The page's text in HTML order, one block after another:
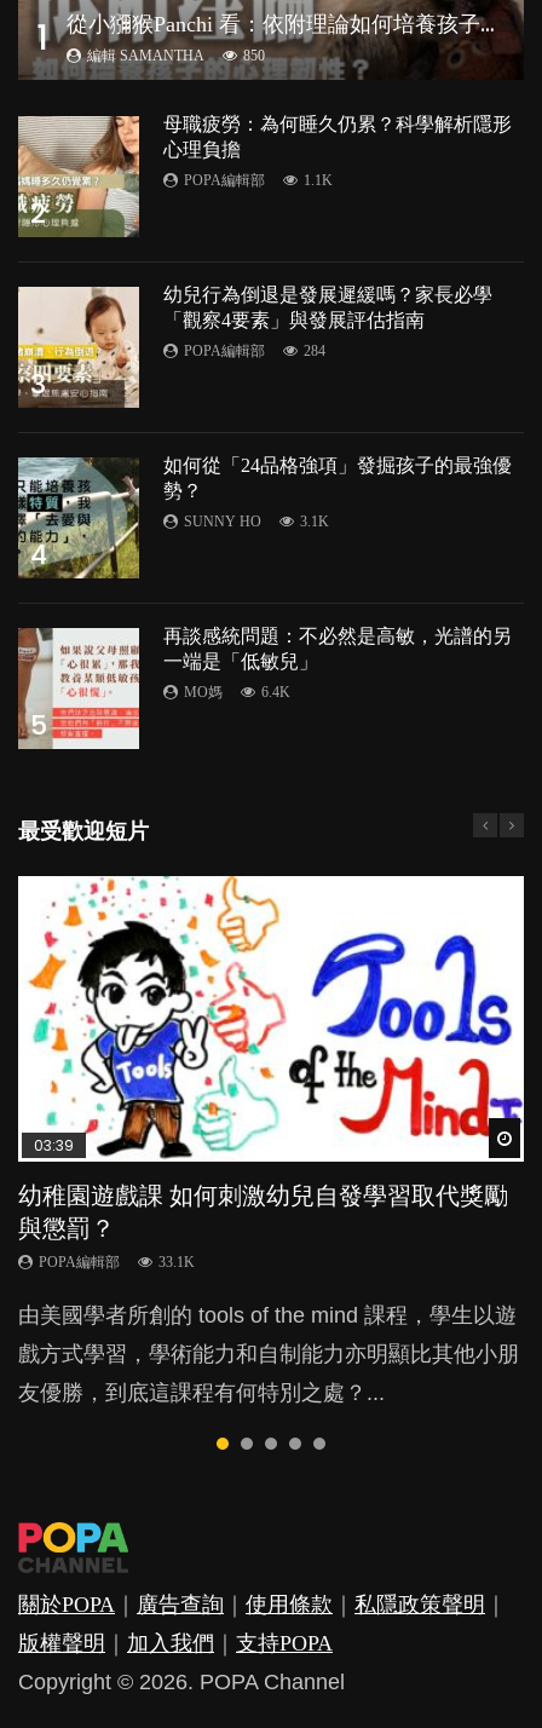
1 從
小獼猴Panchi 看：依附理論如何培養孩子心理韌性？
編輯 SAMANTHA 850
2
母職疲勞：為何睡久仍累？科學解析隱形
心理負擔
POPA編輯部 1.1K
3
幼兒行為倒退是發展遲緩嗎？家長必學
「觀察4要素」與發展評估指南
POPA編輯部 284
4
如何從「24品格強項」發掘孩子的最強優
勢？
SUNNY HO 3.1K
5
再談感統問題：不必然是高敏，光譜的另
一端是「低敏兒」
MO媽 6.4K
最受歡迎短片
03:39
幼稚園遊戲課 如何刺激幼兒自發學習取代獎勵
與懲罰？
POPA編輯部 33.1K
由美國學者所創的 tools of the mind 課程，學生以遊
戲方式學習，學術能力和自制能力亦明顯比其他小朋
友優勝，到底這課程有何特別之處？...
04:59
幼兒playgroup真係玩耍中學習？研究指BB 15個
月大前上堂不見效果
POPA編輯部 47.1K
現今小朋友的起跑線，愈推愈前。雖然政府並無官方
的統計數字，但粗略估算，香港至少有六、七百家早
期教育中心，但孩子是否愈早上Playgroup愈好？...
03:02
老公患產後憂鬱症對BB的影響
POPA編輯部
鬱，影響日常生活，嚴重的甚至會有自殺，或傷害小
朋友的念頭。但為何爸爸患上產後抑鬱往往難以察
覺？...
04:06
全職好？在職好？｜全職媽媽與在職媽媽的壓
力與價值
POPA編輯部 25.8K
許多媽媽心底可能都有一刻掙扎過：究竟全職好，還
是在職好。雖說每個家庭都有自己的獨特狀況和考慮
因素，但原來全職和在職媽媽所養育的子女其實都各
04:18
凡事以BB為中心，就係好爸媽？｜別忽視父母
的身心虛耗
POPA編輯部 31.5K
父母日夜無間、身心俱疲地照顧BB，如何做到正向
教養？部份父母更會為了小朋友放棄自己的嗜好、減
少出席朋友聚會等等，你以為會換來美好的親子關
關於POPA ｜ 廣告查詢 ｜ 使用條款 ｜ 私隱政策聲明 ｜
版權聲明 ｜ 加入我們 ｜ 支持POPA
Copyright © 2026. POPA Channel